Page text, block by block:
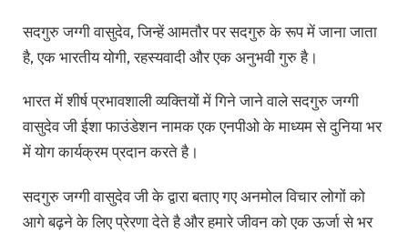
सदगुरु जग्गी वासुदेव, जिन्हें आमतौर पर सदगुरु के रूप में जाना जाता
है, एक भारतीय योगी, रहस्यवादी और एक अनुभवी गुरु है।
भारत में शीर्ष प्रभावशाली व्यक्तियों में गिने जाने वाले सदगुरु जग्गी
वासुदेव जी ईशा फाउंडेशन नामक एक एनपीओ के माध्यम से दुनिया भर
में योग कार्यक्रम प्रदान करते है।
सदगुरु जग्गी वासुदेव जी के द्वारा बताए गए अनमोल विचार लोगों को
आगे बढ़ने के लिए प्रेरणा देते है और हमारे जीवन को एक ऊर्जा से भर